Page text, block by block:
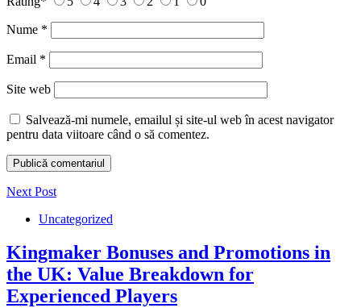
Nume *
Email *
Site web
Salvează-mi numele, emailul și site-ul web în acest navigator
pentru data viitoare când o să comentez.
Next Post
Uncategorized
Kingmaker Bonuses and Promotions in
the UK: Value Breakdown for
Experienced Players